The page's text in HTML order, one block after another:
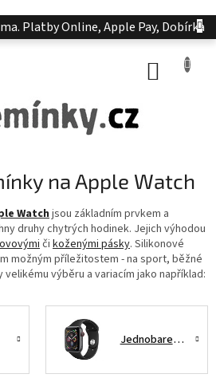
Platby Online, Apple Pay, Dobírka
na Apple Watch
Watch jsou základním prvkem a
druhy chytrých hodinek. Jejich výhodou
či koženými pásky. Silikonové
možným příležitostem - na sport, běžné
výběru a variacím jako například:
Jednobarevné